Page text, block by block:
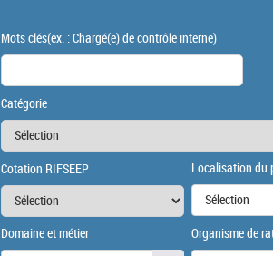
Mots clés(ex. : Chargé(e) de contrôle interne)
Catégorie
Cotation RIFSEEP Localisation du
Sélection
Domaine et métier Organisme de